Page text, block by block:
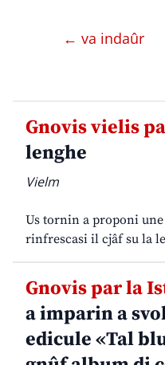
← va indaûr
Gnovis vielis
lenghe
Vielm
Us tornin a proponi
rinfrescasi il cjâf su la
Gnovis par la
a imparin a
edicule «Tal